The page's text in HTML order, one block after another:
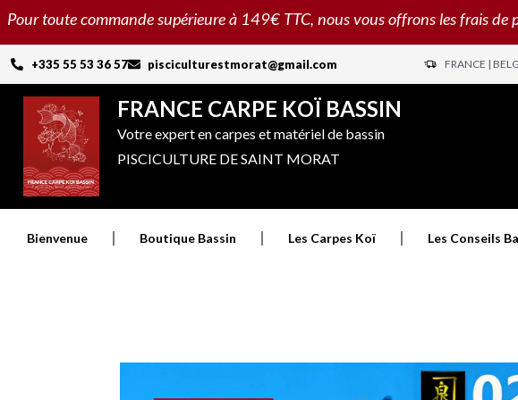
Aller
contenu
Pour toute commande supérieure à 149€ TTC, nous vous offrons les frais de
+335 55 53 36 57 pisciculturestmorat@gmail.com FRANCE |
FRANCE CARPE KOÏ BASSIN
Votre expert en carpes et matériel de bassin
PISCICULTURE DE SAINT MORAT
Bienvenue Boutique Bassin Les Carpes Koï Les Conseils